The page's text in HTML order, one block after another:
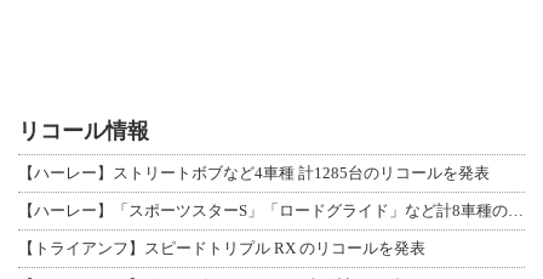
リコール情報
【ハーレー】ストリートボブなど4車種 計1285台のリコールを発表
【トライアンフ】スピードトリプル RX のリコールを発表